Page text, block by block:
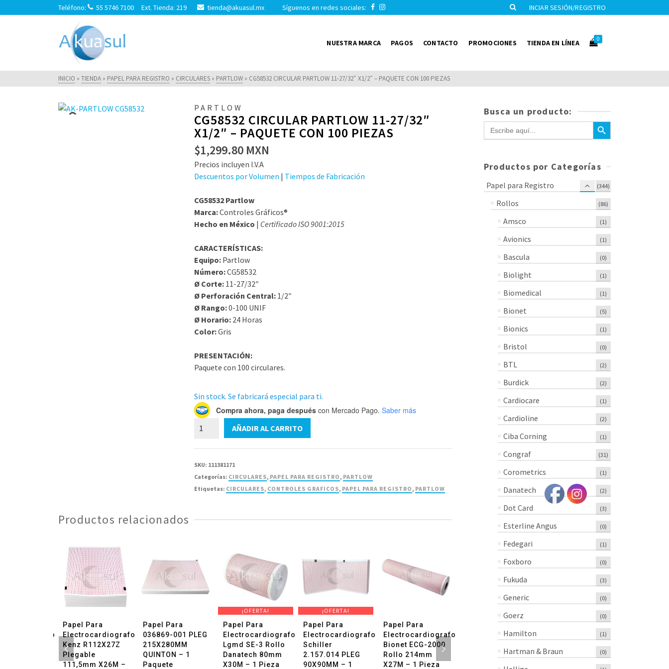
Teléfono: 55 5746 7100 Ext. Tienda: 219 tienda@akuasul.mx Síguenos en redes sociales: INCIAR SESIÓN/REGISTRO
NUESTRA MARCA PAGOS CONTACTO PROMOCIONES TIENDA EN LÍNEA 0
INICIO » TIENDA » PAPEL PARA REGISTRO » CIRCULARES » PARTLOW » CG58532 CIRCULAR PARTLOW 11-27/32″ X1/2″ – PAQUETE CON 100 PIEZAS
PARTLOW
CG58532 CIRCULAR PARTLOW 11-27/32″
X1/2″ – PAQUETE CON 100 PIEZAS
$1,299.80 MXN
Precios incluyen I.V.A
Descuentos por Volumen | Tiempos de Fabricación
CG58532 Partlow
Marca:Controles Gráficos®
Hecho en México | Certificado ISO 9001:2015
CARACTERÍSTICAS:
Equipo: Partlow
Número:CG58532
Ø Corte: 11-27/32″
Ø Perforación Central: 1/2″
Ø Rango:0-100 UNIF
Ø Horario: 24 Horas
Color:Gris
PRESENTACIÓN:
Paquete con 100 circulares.
Sin stock. Se fabricará especial para ti.
Compra ahora, paga después con Mercado Pago. Saber más
CG58532
con
AÑADIR AL CARRITO
SKU: 111381171
Categorías: CIRCULARES, PAPEL PARA REGISTRO, PARTLOW
Etiquetas: CIRCULARES, CONTROLES GRAFICOS, PAPEL PARA REGISTRO, PARTLOW
Productos relacionados
Papel Para
Electrocardiografo
Kenz R112X27Z
Plegable
111,5mm X26M –
Papel Para
036869-001 PLEG
215X280MM
QUINTON – 1
Paquete
¡OFERTA!
Papel Para
Electrocardiografo
Lgmd SE-3 Rollo
Danatech 80mm
X30M – 1 Pieza
¡OFERTA!
Papel Para
Electrocardiografo
Schiller
2.157.014 PLEG
90X90MM – 1
Papel Para
Electrocardiografo
Bionet ECG-2000
Rollo 214mm
X27M – 1 Pieza
Papel Para
Cardiotocografo
PLEG 112X90MM
Papel Para
Electrocardiografo
P/N94018-0000
Busca un producto:
Buscar: Botón de búsqueda
Productos por Categorías
Papel para Registro (344)
Rollos (86)
Amsco (1)
Avionics (1)
Bascula (0)
Biolight (1)
Biomedical (1)
Bionet (5)
Bionics (1)
Bristol (0)
BTL (2)
Burdick (2)
Cardiocare (1)
Cardioline (2)
Ciba Corning (1)
Congraf (31)
Corometrics (1)
Danatech (2)
Dot Card (3)
Esterline Angus (0)
Fedegari (1)
Foxboro (0)
Fukuda (3)
Generic (0)
Goerz (0)
Hamilton (1)
Hartman & Braun (0)